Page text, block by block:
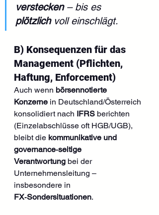
verstecken – bis es
plötzlich voll einschlägt.
B) Konsequenzen für das
Management (Pflichten,
Haftung, Enforcement)
Auch wenn börsennotierte
Konzerne in Deutschland/Österreich
konsolidiert nach IFRS berichten
(Einzelabschlüsse oft HGB/UGB),
bleibt die kommunikative und
governance‑seitige
Verantwortung bei der
Unternehmensleitung –
insbesondere in
FX‑Sondersituationen.